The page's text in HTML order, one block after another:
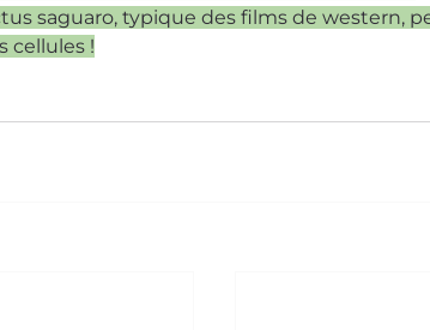
saguaro, typique des films de western,
cellules !